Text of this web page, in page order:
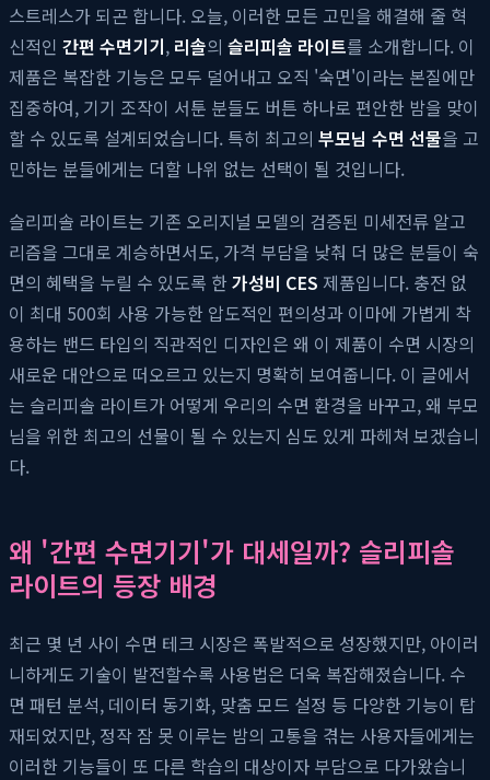
스트레스가 되곤 합니다. 오늘, 이러한 모든 고민을 해결해 줄 혁
신적인 간편 수면기기, 리솔의 슬리피솔 라이트를 소개합니다. 이
제품은 복잡한 기능은 모두 덜어내고 오직 '숙면'이라는 본질에만
집중하여, 기기 조작이 서툰 분들도 버튼 하나로 편안한 밤을 맞이
할 수 있도록 설계되었습니다. 특히 최고의 부모님 수면 선물을 고
민하는 분들에게는 더할 나위 없는 선택이 될 것입니다.
슬리피솔 라이트는 기존 오리지널 모델의 검증된 미세전류 알고
리즘을 그대로 계승하면서도, 가격 부담을 낮춰 더 많은 분들이 숙
면의 혜택을 누릴 수 있도록 한 가성비 CES 제품입니다. 충전 없
이 최대 500회 사용 가능한 압도적인 편의성과 이마에 가볍게 착
용하는 밴드 타입의 직관적인 디자인은 왜 이 제품이 수면 시장의
새로운 대안으로 떠오르고 있는지 명확히 보여줍니다. 이 글에서
는 슬리피솔 라이트가 어떻게 우리의 수면 환경을 바꾸고, 왜 부모
님을 위한 최고의 선물이 될 수 있는지 심도 있게 파헤쳐 보겠습니
다.
왜 '간편 수면기기'가 대세일까? 슬리피솔
라이트의 등장 배경
최근 몇 년 사이 수면 테크 시장은 폭발적으로 성장했지만, 아이러
니하게도 기술이 발전할수록 사용법은 더욱 복잡해졌습니다. 수
면 패턴 분석, 데이터 동기화, 맞춤 모드 설정 등 다양한 기능이 탑
재되었지만, 정작 잠 못 이루는 밤의 고통을 겪는 사용자들에게는
이러한 기능들이 또 다른 학습의 대상이자 부담으로 다가왔습니